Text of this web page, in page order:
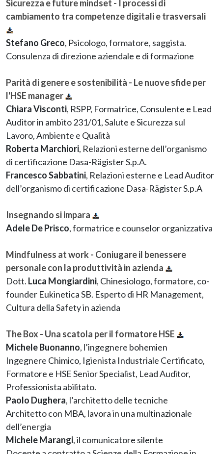
Sicurezza e future mindset - I processi di
cambiamento tra competenze digitali e trasversali
Stefano Greco, Psicologo, formatore, saggista.
Consulenza di direzione aziendale e di formazione
Parità di genere e sostenibilità - Le nuove sfide per
l'HSE manager
Chiara Visconti, RSPP, Formatrice, Consulente e Lead
Auditor in ambito 231/01, Salute e Sicurezza sul
Lavoro, Ambiente e Qualità
Roberta Marchiori, Relazioni esterne dell’organismo
di certificazione Dasa-Rägister S.p.A.
Francesco Sabbatini, Relazioni esterne e Lead Auditor
dell’organismo di certificazione Dasa-Rägister S.p.A
Insegnando si impara
Adele De Prisco, formatrice e counselor organizzativa
Mindfulness at work - Coniugare il benessere
personale con la produttività in azienda
Dott. Luca Mongiardini, Chinesiologo, formatore, co-
founder Eukinetica SB. Esperto di HR Management,
Cultura della Safety in azienda
The Box - Una scatola per il formatore HSE
Michele Buonanno, l’ingegnere bohemien
Ingegnere Chimico, Igienista Industriale Certificato,
Formatore e HSE Senior Specialist, Lead Auditor,
Professionista abilitato.
Paolo Dughera, l’architetto delle tecniche
Architetto con MBA, lavora in una multinazionale
dell’energia
Michele Marangi, il comunicatore silente